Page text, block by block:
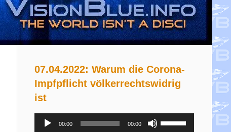
07.04.2022: Warum die Corona-
Impfpflicht völkerrechtswidrig
ist
Audio-
00:00 00:00
Pfeiltasten